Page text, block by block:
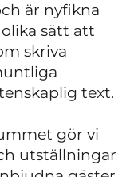
är nyfikna
sätt att
skriva
text.
gör vi
utställningar